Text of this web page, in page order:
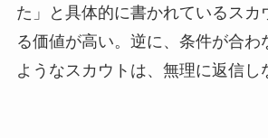
た」と具体的に書かれているスカ
る価値が高い。逆に、条件が合わ
ようなスカウトは、無理に返信し